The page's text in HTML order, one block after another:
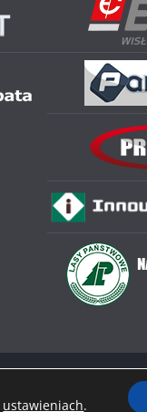
ustawieniach.